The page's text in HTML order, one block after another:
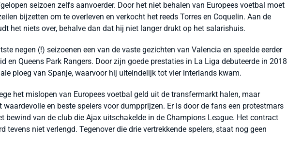
seizoen zelfs aanvoerder. Door het niet behalen van Europees voetbal moet
bijzetten om te overleven en verkocht het reeds Torres en Coquelin. Aan de
het niets over, behalve dan dat hij niet langer drukt op het salarishuis.
negen (!) seizoenen een van de vaste gezichten van Valencia en speelde eerder
en Queens Park Rangers. Door zijn goede prestaties in La Liga debuteerde in 2018
ploeg van Spanje, waarvoor hij uiteindelijk tot vier interlands kwam.
het mislopen van Europees voetbal geld uit de transfermarkt halen, maar
en beste spelers voor dumpprijzen. Er is door de fans een protestmars
bewind van de club die Ajax uitschakelde in de Champions League. Het contract
tevens niet verlengd. Tegenover die drie vertrekkende spelers, staat nog geen